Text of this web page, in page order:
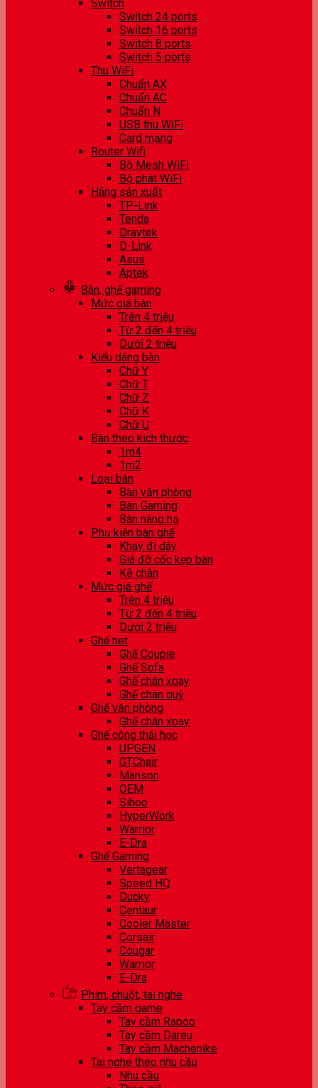
Switch
Switch 24 ports
Switch 16 ports
Switch 8 ports
Switch 5 ports
Thu WiFi
Chuẩn AX
Chuẩn AC
Chuẩn N
USB thu WiFi
Card mạng
Router Wifi
Bộ Mesh WiFi
Bộ phát WiFi
Hãng sản xuất
TP-Link
Tenda
Draytek
D-Link
Asus
Aptek
Bàn, ghế gaming
Mức giá bàn
Trên 4 triệu
Từ 2 đến 4 triệu
Dưới 2 triệu
Kiểu dáng bàn
Chữ Y
Chữ T
Chữ Z
Chữ K
Chữ U
Bàn theo kích thước
1m4
1m2
Loại bàn
Bàn văn phòng
Bàn Gaming
Bàn nâng hạ
Phụ kiện bàn ghế
Khay đi dây
Giá đỡ cốc kẹp bàn
Kê chân
Mức giá ghế
Trên 4 triệu
Từ 2 đến 4 triệu
Dưới 2 triệu
Ghế net
Ghế Couple
Ghế Sofa
Ghế chân xoay
Ghế chân quỳ
Ghế văn phòng
Ghế chân xoay
Ghế công thái học
UPGEN
GTChair
Manson
OEM
Sihoo
HyperWork
Warrior
E-Dra
Ghế Gaming
Vertagear
Speed HQ
Ducky
Centaur
Cooler Master
Corsair
Cougar
Warrior
E-Dra
Phím, chuột, tai nghe
Tay cầm game
Tay cầm Rapoo
Tay cầm Dareu
Tay cầm Machenike
Tai nghe theo nhu cầu
Nhu cầu